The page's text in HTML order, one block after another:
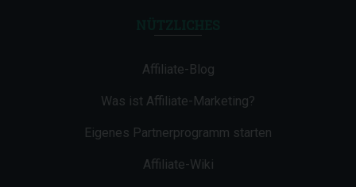
Affiliate-Blog
Was ist Affiliate-Marketing?
Eigenes Partnerprogramm starten
Affiliate-Wiki